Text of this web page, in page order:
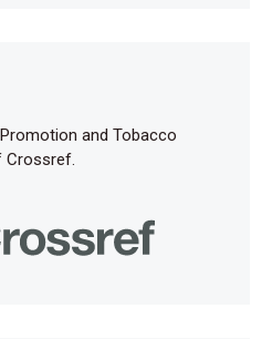
and Tobacco
Crossref.